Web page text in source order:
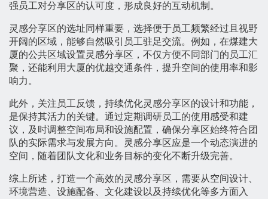
强员工对分享区的认可度，形成良好的互动机制。
灵感分享区的选址同样重要，选择便于员工频繁经过且视野
开阔的区域，能够自然吸引员工驻足交流。例如，在煤建大
厦的公共区域设置灵感分享区，不仅方便不同部门的员工汇
聚，还能利用大厦的优越交通条件，提升空间的使用率和影
响力。
此外，关注员工反馈，持续优化灵感分享区的设计和功能，
是保持其活力的关键。通过定期调研员工的使用感受和建
议，及时调整空间布局和设施配置，确保分享区始终符合团
队的实际需求与发展方向。灵感分享区应是一个动态演进的
空间，随着团队文化和业务目标的变化不断升级完善。
综上所述，打造一个高效的灵感分享区，需要从空间设计、
环境营造、设施配备、文化建设以及持续优化等多方面入